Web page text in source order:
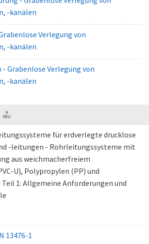
-kanälen
Verlegung von
-kanälen
Grabenlose Verlegung von
-kanälen
für erdverlegte drucklose
-leitungen - Rohrleitungssysteme mit
aus weichmacherfreiem
U), Polypropylen (PP) und
1: Allgemeine Anforderungen und
13476-1